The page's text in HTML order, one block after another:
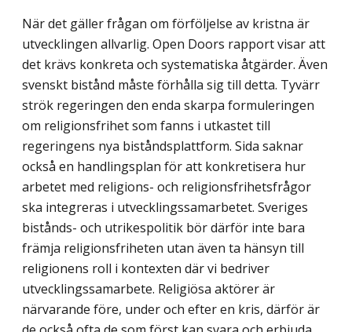
När det gäller frågan om förföljelse av kristna är
utvecklingen allvarlig. Open Doors rapport visar att
det krävs konkreta och systematiska åtgärder. Även
svenskt bistånd måste förhålla sig till detta. Tyvärr
strök regeringen den enda skarpa formuleringen
om religionsfrihet som fanns i utkastet till
regeringens nya biståndsplattform. Sida saknar
också en handlingsplan för att konkretisera hur
arbetet med religions- och religionsfri­hetsfrågor
ska integreras i utvecklingssamarbetet. Sveriges
bistånds- och utrikespolitik bör därför inte bara
främja religionsfriheten utan även ta hänsyn till
religionens roll i kontexten där vi bedriver
utvecklingssamarbete. Religiösa aktörer är
närvarande före, under och efter en kris, därför är